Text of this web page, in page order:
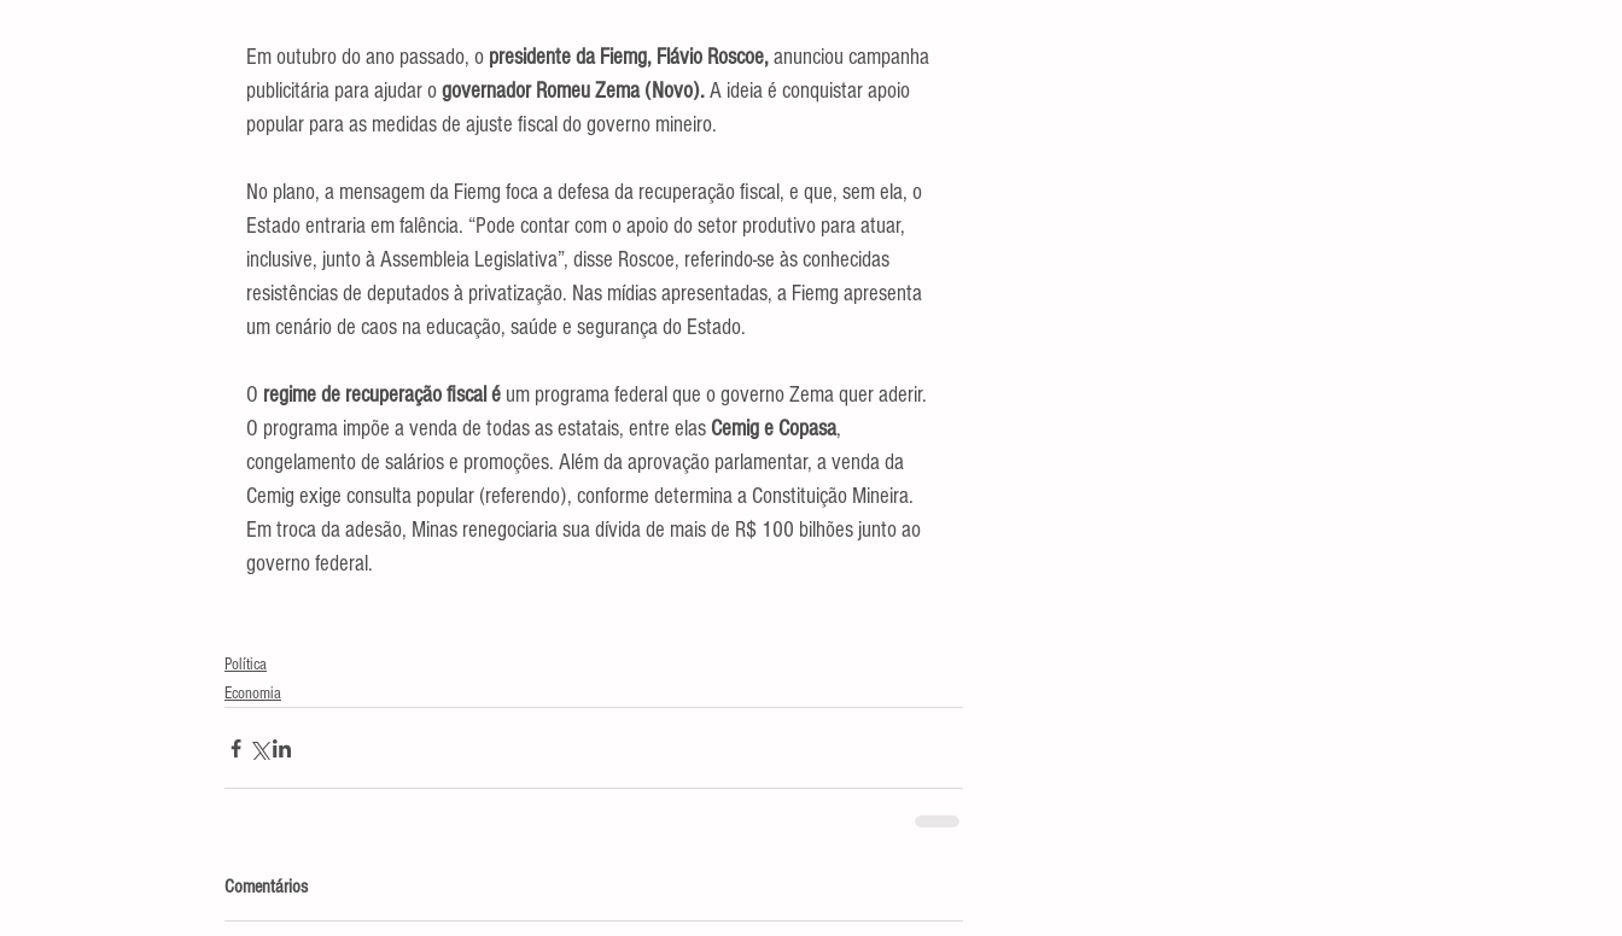
Em outubro do ano passado, o presidente da Fiemg, Flávio Roscoe, anunciou campanha
publicitária para ajudar o governador Romeu Zema (Novo). A ideia é conquistar apoio
popular para as medidas de ajuste fiscal do governo mineiro.
No plano, a mensagem da Fiemg foca a defesa da recuperação fiscal, e que, sem ela, o
Estado entraria em falência. “Pode contar com o apoio do setor produtivo para atuar,
inclusive, junto à Assembleia Legislativa”, disse Roscoe, referindo-se às conhecidas
resistências de deputados à privatização. Nas mídias apresentadas, a Fiemg apresenta
um cenário de caos na educação, saúde e segurança do Estado.
O regime de recuperação fiscal é um programa federal que o governo Zema quer aderir.
O programa impõe a venda de todas as estatais, entre elas Cemig e Copasa,
congelamento de salários e promoções. Além da aprovação parlamentar, a venda da
Cemig exige consulta popular (referendo), conforme determina a Constituição Mineira.
Em troca da adesão, Minas renegociaria sua dívida de mais de R$ 100 bilhões junto ao
governo federal.
Política
Economia
Comentários